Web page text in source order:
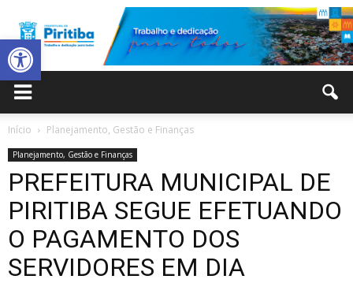
Abrir a barra de ferramentas
Municipal
de
Início Planejamento, Gestão e Finanças
Planejamento, Gestão e Finanças
PREFEITURA MUNICIPAL DE
PIRITIBA SEGUE EFETUANDO
O PAGAMENTO DOS
SERVIDORES EM DIA